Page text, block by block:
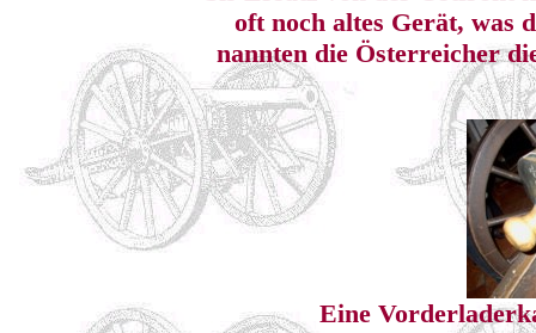
oft noch altes Gerät, was
nannten die Österreicher
Eine